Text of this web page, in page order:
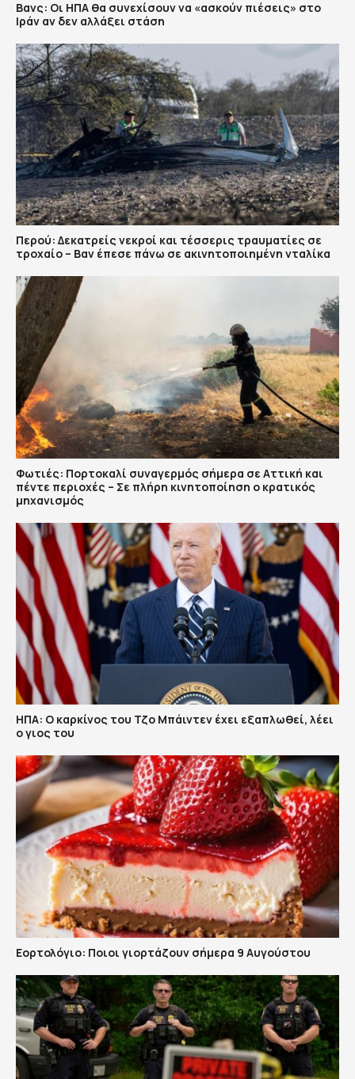
Βανς: Οι ΗΠΑ θα συνεχίσουν να «ασκούν πιέσεις» στο
Ιράν αν δεν αλλάξει στάση
Περού: Δεκατρείς νεκροί και τέσσερις τραυματίες σε
τροχαίο – Βαν έπεσε πάνω σε ακινητοποιημένη νταλίκα
Φωτιές: Πορτοκαλί συναγερμός σήμερα σε Αττική και
πέντε περιοχές – Σε πλήρη κινητοποίηση ο κρατικός
μηχανισμός
ΗΠΑ: Ο καρκίνος του Τζο Μπάιντεν έχει εξαπλωθεί, λέει
ο γιος του
Εορτολόγιο: Ποιοι γιορτάζουν σήμερα 9 Αυγούστου